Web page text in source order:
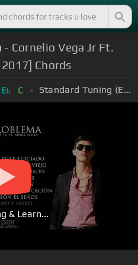
- Cornelio Vega Jr Ft.
2017] Chords
Eb C Standard Tuning (EADGBE)
& Learn...